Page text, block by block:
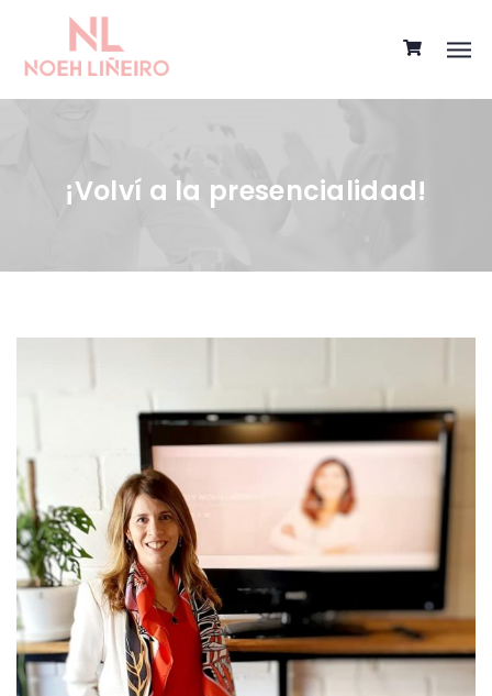
¡Volví a la presencialidad!